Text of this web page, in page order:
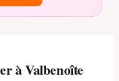
à Valbenoîte